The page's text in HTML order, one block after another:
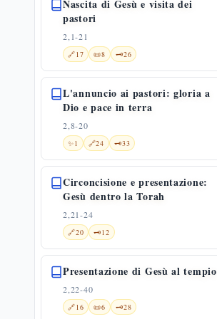
Nascita di Gesù e visita dei
pastori
2,1-21
🔗17 📜8 🗝️26
L'annuncio ai pastori: gloria a
Dio e pace in terra
2,8-20
✨1 🔗24 🗝️33
Circoncisione e presentazione:
Gesù dentro la Torah
2,21-24
🔗20 🗝️12
Presentazione di Gesù al tempio
2,22-40
🔗16 📜6 🗝️28